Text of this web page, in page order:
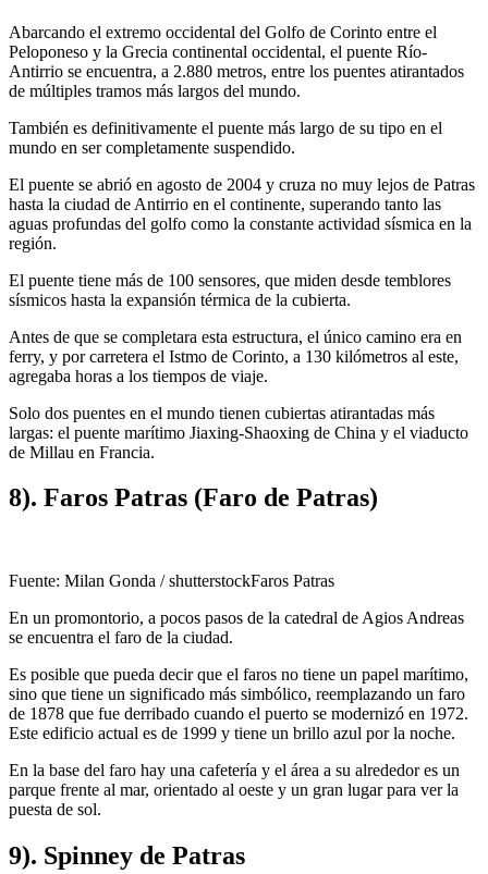
Abarcando el extremo occidental del Golfo de Corinto entre el
Peloponeso y la Grecia continental occidental, el puente Río-
Antirrio se encuentra, a 2.880 metros, entre los puentes atirantados
de múltiples tramos más largos del mundo.
También es definitivamente el puente más largo de su tipo en el
mundo en ser completamente suspendido.
El puente se abrió en agosto de 2004 y cruza no muy lejos de Patras
hasta la ciudad de Antirrio en el continente, superando tanto las
aguas profundas del golfo como la constante actividad sísmica en la
región.
El puente tiene más de 100 sensores, que miden desde temblores
sísmicos hasta la expansión térmica de la cubierta.
Antes de que se completara esta estructura, el único camino era en
ferry, y por carretera el Istmo de Corinto, a 130 kilómetros al este,
agregaba horas a los tiempos de viaje.
Solo dos puentes en el mundo tienen cubiertas atirantadas más
largas: el puente marítimo Jiaxing-Shaoxing de China y el viaducto
de Millau en Francia.
8). Faros Patras (Faro de Patras)
Fuente: Milan Gonda / shutterstockFaros Patras
En un promontorio, a pocos pasos de la catedral de Agios Andreas
se encuentra el faro de la ciudad.
Es posible que pueda decir que el faros no tiene un papel marítimo,
sino que tiene un significado más simbólico, reemplazando un faro
de 1878 que fue derribado cuando el puerto se modernizó en 1972.
Este edificio actual es de 1999 y tiene un brillo azul por la noche.
En la base del faro hay una cafetería y el área a su alrededor es un
parque frente al mar, orientado al oeste y un gran lugar para ver la
puesta de sol.
9). Spinney de Patras